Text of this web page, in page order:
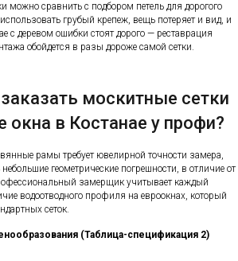
можно сравнить с подбором петель для дорогого
грубый крепеж, вещь потеряет и вид, и
с деревом ошибки стоят дорого — реставрация
обойдется в разы дороже самой сетки.
москитные сетки
окна в Костанае у профи?
рамы требует ювелирной точности замера,
геометрические погрешности, в отличие от
замерщик учитывает каждый
водоотводного профиля на евроокнах, который
сеток.
(Таблица-спецификация 2)